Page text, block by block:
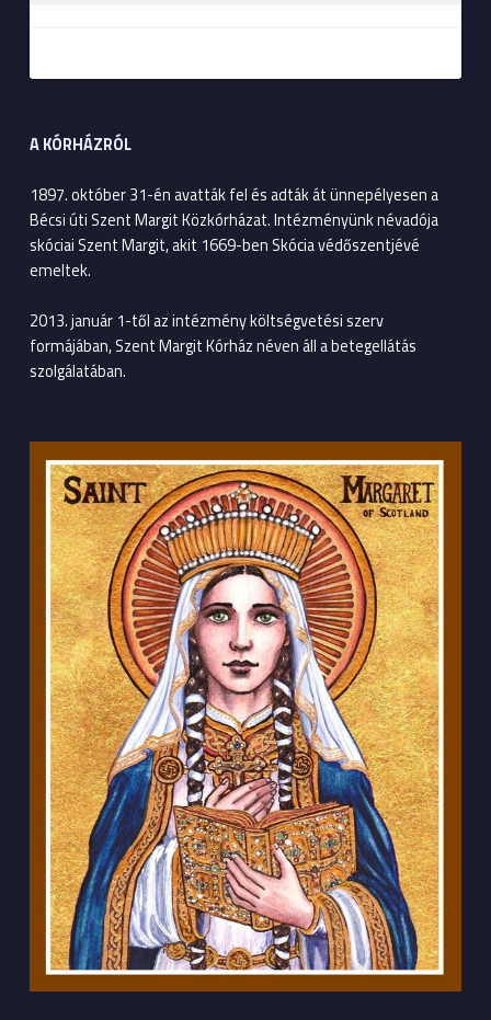
A KÓRHÁZRÓL
1897. október 31-én avatták fel és adták át ünnepélyesen a
Bécsi úti Szent Margit Közkórházat. Intézményünk névadója
skóciai Szent Margit, akit 1669-ben Skócia védőszentjévé
emeltek.
2013. január 1-től az intézmény költségvetési szerv
formájában, Szent Margit Kórház néven áll a betegellátás
szolgálatában.